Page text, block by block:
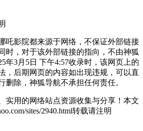
吒影院都来源于网络，不保证外部链接
时，对于该外部链接的指向，不由神狐
年3月5日 下午4:57收录时，该网页上的
，后期网页的内容如出现违规，可以直
删除，神狐导航不承担任何责任。
实用的网络站点资源收集与分享！ 本文
sites/2940.html转载请注明